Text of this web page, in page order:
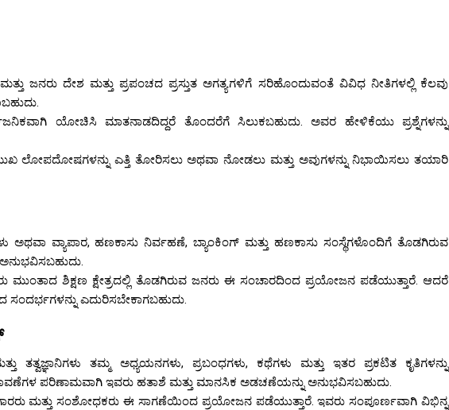
ಜನರು ದೇಶ ಮತ್ತು ಪ್ರಪಂಚದ ಪ್ರಸ್ತುತ ಅಗತ್ಯಗಳಿಗೆ ಸರಿಹೊಂದುವಂತೆ ವಿವಿಧ ನೀತಿಗಳಲ್ಲಿ ಕೆಲವು
ಯೋಚಿಸಿ ಮಾತನಾಡದಿದ್ದರೆ ತೊಂದರೆಗೆ ಸಿಲುಕಬಹುದು. ಅವರ ಹೇಳಿಕೆಯು ಪ್ರಶ್ನೆಗಳನ್ನು
ಲೋಪದೋಷಗಳನ್ನು ಎತ್ತಿ ತೋರಿಸಲು ಅಥವಾ ನೋಡಲು ಮತ್ತು ಅವುಗಳನ್ನು ನಿಭಾಯಿಸಲು ತಯಾರಿ
ವ್ಯಾಪಾರ, ಹಣಕಾಸು ನಿರ್ವಹಣೆ, ಬ್ಯಾಂಕಿಂಗ್ ಮತ್ತು ಹಣಕಾಸು ಸಂಸ್ಥೆಗಳೊಂದಿಗೆ ತೊಡಗಿರುವ
ಅನುಭವಿಸಬಹುದು.
ಮುಂತಾದ ಶಿಕ್ಷಣ ಕ್ಷೇತ್ರದಲ್ಲಿ ತೊಡಗಿರುವ ಜನರು ಈ ಸಂಚಾರದಿಂದ ಪ್ರಯೋಜನ ಪಡೆಯುತ್ತಾರೆ. ಆದರೆ
ಸಂದರ್ಭಗಳನ್ನು ಎದುರಿಸಬೇಕಾಗಬಹುದು.
ತಮ್ಮ ಅಧ್ಯಯನಗಳು, ಪ್ರಬಂಧಗಳು, ಕಥೆಗಳು ಮತ್ತು ಇತರ ಪ್ರಕಟಿತ ಕೃತಿಗಳನ್ನು
ಪರಿಣಾಮವಾಗಿ ಇವರು ಹತಾಶೆ ಮತ್ತು ಮಾನಸಿಕ ಅಡಚಣೆಯನ್ನು ಅನುಭವಿಸಬಹುದು.
ಮತ್ತು ಸಂಶೋಧಕರು ಈ ಸಾಗಣೆಯಿಂದ ಪ್ರಯೋಜನ ಪಡೆಯುತ್ತಾರೆ. ಇವರು ಸಂಪೂರ್ಣವಾಗಿ ವಿಭಿನ್ನ